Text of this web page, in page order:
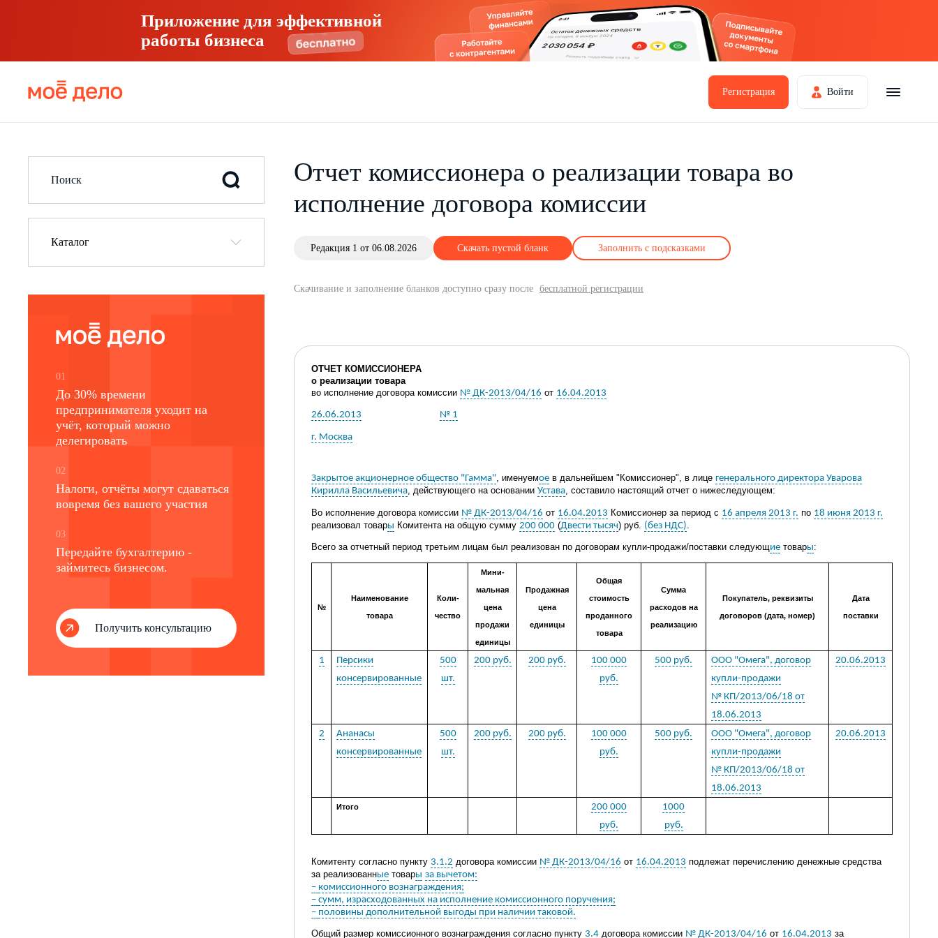
Приложение для эффективной
работы бизнеса
Регистрация Войти
Каталог
01
До 30% времени
предпринимателя уходит на
учёт, который можно
делегировать
02
Налоги, отчёты могут сдаваться
вовремя без вашего участия
03
Передайте бухгалтерию -
займитесь бизнесом.
Получить консультацию
Отчет комиссионера о реализации товара во
исполнение договора комиссии
Редакция 1 от 06.08.2026 Скачать пустой бланк Заполнить с подсказками
Скачивание и заполнение бланков доступно сразу после бесплатной регистрации
ОТЧЕТ КОМИССИОНЕРА
о реализации товара
во исполнение договора комиссии № ДК-2013/04/16 от 16.04.2013
26.06.2013 № 1
г. Москва
Закрытое акционерное общество "Гамма", именуемое в дальнейшем "Комиссионер", в лице генерального директора Уварова
Кирилла Васильевича, действующего на основании Устава, составило настоящий отчет о нижеследующем:
Во исполнение договора комиссии № ДК-2013/04/16 от 16.04.2013 Комиссионер за период с 16 апреля 2013 г. по 18 июня 2013 г.
реализовал товары Комитента на общую сумму 200 000 (Двести тысяч) руб (без НДС)
Всего за отчетный период третьим лицам был реализован по договорам купли-продажи/поставки следующие товары:
№
Наименование
товара
Коли-
чество
Мини-
мальная
цена
продажи
единицы
Продажная
цена
единицы
Общая
стоимость
проданного
товара
Сумма
расходов на
реализацию
Покупатель, реквизиты
договоров (дата, номер)
Дата
поставки
1
Персики
консервированные
500
шт.
200 руб. 200 руб.
100 000
руб.
500 руб.
ООО "Омега", договор
купли-продажи
№ КП/2013/06/18 от
18.06.2013
20.06.2013
2
Ананасы
консервированные
500
шт.
200 руб. 200 руб.
100 000
руб.
500 руб.
ООО "Омега", договор
купли-продажи
№ КП/2013/06/18 от
18.06.2013
20.06.2013
Итого
200 000
руб.
1000
руб.
Комитенту согласно пункту 3.1.2 договора комиссии № ДК-2013/04/16 от 16.04.2013 подлежат перечислению денежные средства
за реализованные товары за вычетом:
– комиссионного вознаграждения;
– сумм, израсходованных на исполнение комиссионного поручения;
– половины дополнительной выгоды при наличии таковой.
Общий размер комиссионного вознаграждения согласно пункту 3.4 договора комиссии № ДК-2013/04/16 от 16.04.2013 за